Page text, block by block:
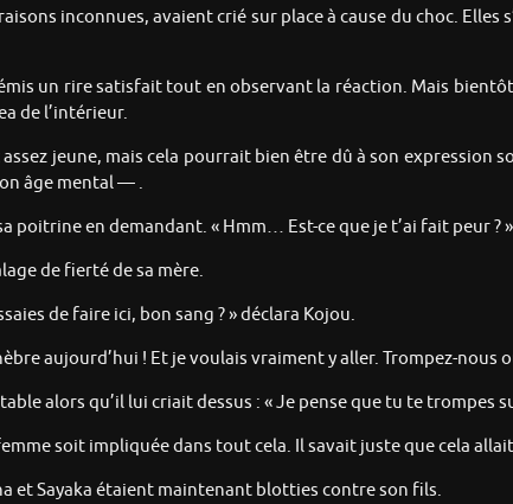
inconnues, avaient crié sur place à cause du choc.
un rire satisfait tout en observant la réaction. Mais
de l’intérieur.
jeune, mais cela pourrait bien être dû à son
âge mental — .
en demandant. « Hmm… Est-ce que je t’ai fait peur ? »
de fierté de sa mère.
de faire ici, bon sang ? » déclara Kojou.
aujourd’hui ! Et je voulais vraiment y aller. Trompez-nous
alors qu’il lui criait dessus : « Je pense que tu te
soit impliquée dans tout cela. Il savait juste que cela
et Sayaka étaient maintenant blotties contre son fils.